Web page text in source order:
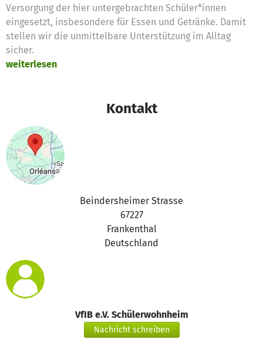
Versorgung der hier untergebrachten Schüler*innen
eingesetzt, insbesondere für Essen und Getränke. Damit
stellen wir die unmittelbare Unterstützung im Alltag
sicher.
weiterlesen
Kontakt
Beindersheimer Strasse
67227
Frankenthal
Deutschland
VfIB e.V. Schülerwohnheim
Nachricht schreiben